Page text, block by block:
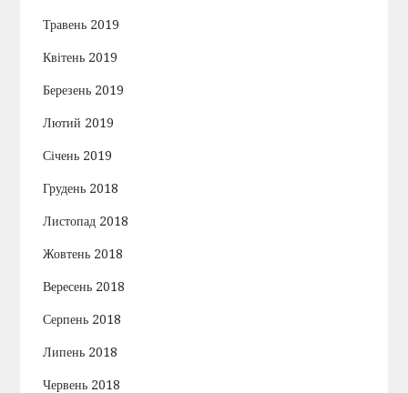
Травень 2019
Квітень 2019
Березень 2019
Лютий 2019
Січень 2019
Грудень 2018
Листопад 2018
Жовтень 2018
Вересень 2018
Серпень 2018
Липень 2018
Червень 2018